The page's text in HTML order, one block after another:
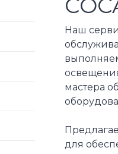
Наш
мастера
для